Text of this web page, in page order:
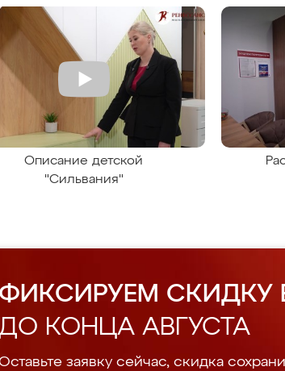
Описание детской
"Сильвания"
ФИКСИРУЕМ СКИДКУ
КОНЦА АВГУСТА
заявку сейчас, скидка